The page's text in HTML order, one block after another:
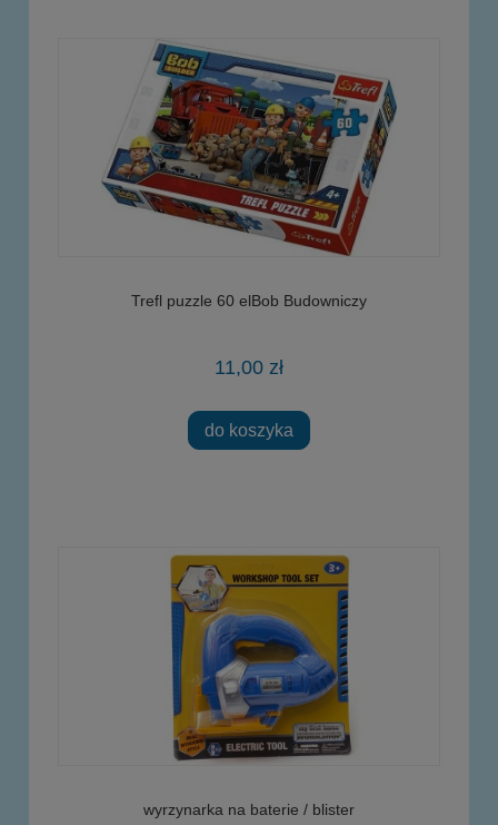
Trefl puzzle 60 elBob Budowniczy
11,00 zł
do koszyka
wyrzynarka na baterie / blister